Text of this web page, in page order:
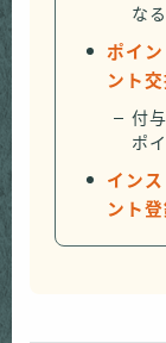
な
ポイ
ント
付
ポ
イン
ント